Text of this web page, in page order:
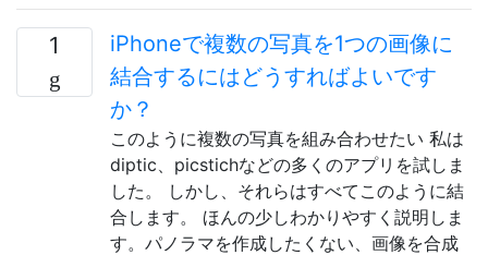
1
iPhoneで複数の写真を1つの画像に
結合するにはどうすればよいです
か？
このように複数の写真を組み合わせたい 私は
diptic、picstichなどの多くのアプリを試しま
した。 しかし、それらはすべてこのように結
合します。 ほんの少しわかりやすく説明しま
す。パノラマを作成したくない、画像を合成